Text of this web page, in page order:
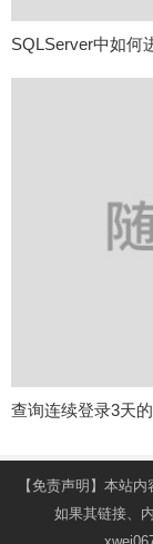
SQLServer中如何
查询连续登录3天
【免责声明】本站
如果其链接、